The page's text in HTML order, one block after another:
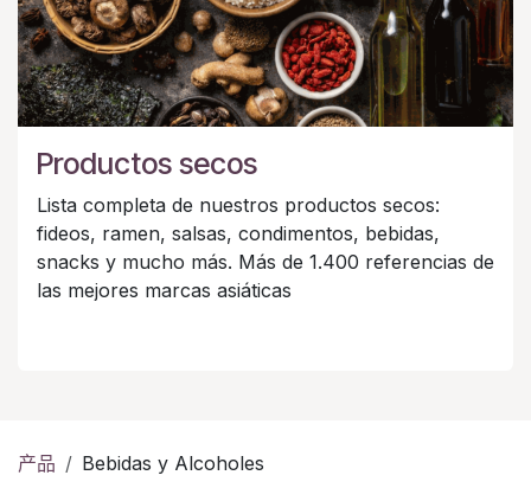
Productos secos
Lista completa de nuestros productos secos:
fideos, ramen, salsas, condimentos, bebidas,
snacks y mucho más. Más de 1.400 referencias de
las mejores marcas asiáticas
产品 Bebidas y Alcoholes